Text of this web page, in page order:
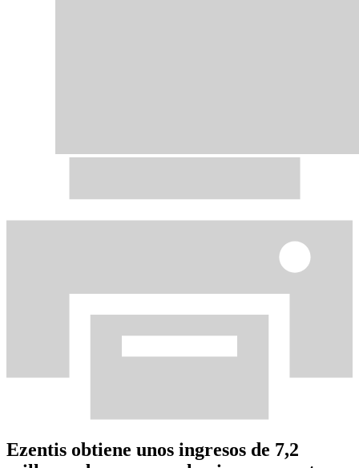
Ezentis obtiene unos ingresos de 7,2